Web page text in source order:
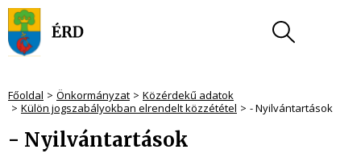
Főoldal Önkormányzat
Közérdekű adatok
Külön jogszabályokban elrendelt közzététel
- Nyilvántartások
- Nyilvántartások